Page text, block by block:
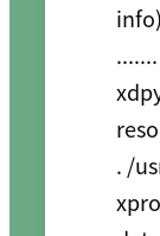
. /